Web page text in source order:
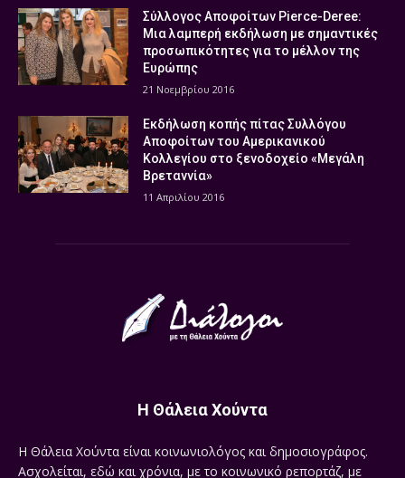
Σύλλογος Αποφοίτων Pierce-Deree:
Μια λαμπερή εκδήλωση με σημαντικές
προσωπικότητες για το μέλλον της
Ευρώπης
21 Νοεμβρίου 2016
Εκδήλωση κοπής πίτας Συλλόγου
Αποφοίτων του Αμερικανικού
Κολλεγίου στο ξενοδοχείο «Μεγάλη
Βρεταννία»
11 Απριλίου 2016
Η Θάλεια Χούντα
Η Θάλεια Χούντα είναι κοινωνιολόγος και δημοσιογράφος.
Ασχολείται, εδώ και χρόνια, με το κοινωνικό ρεπορτάζ, με